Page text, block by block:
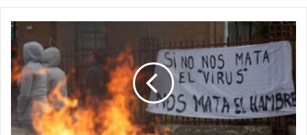
Marcelo
Sandoval,
concejal
de
La
Pintana:
“El
sistema